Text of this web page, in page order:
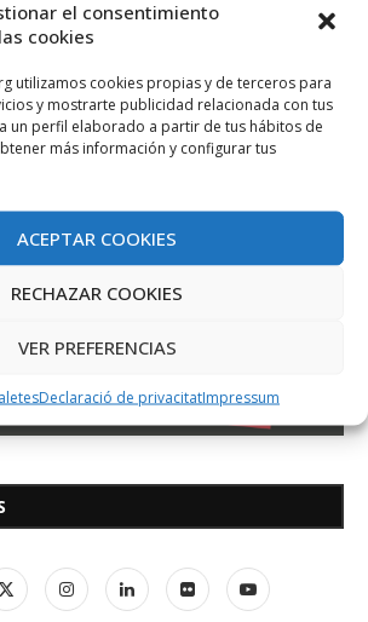
el consentimiento
cookies
utilizamos cookies propias y de terceros para
y mostrarte publicidad relacionada con tus
un perfil elaborado a partir de tus hábitos de
más información y configurar tus
ACEPTAR COOKIES
RECHAZAR COOKIES
VER PREFERENCIAS
Declaració de privacitatImpressum